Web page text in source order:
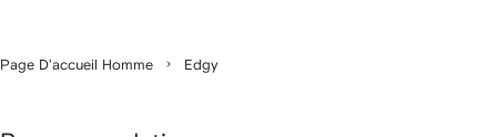
Page D'accueil Homme Edgy